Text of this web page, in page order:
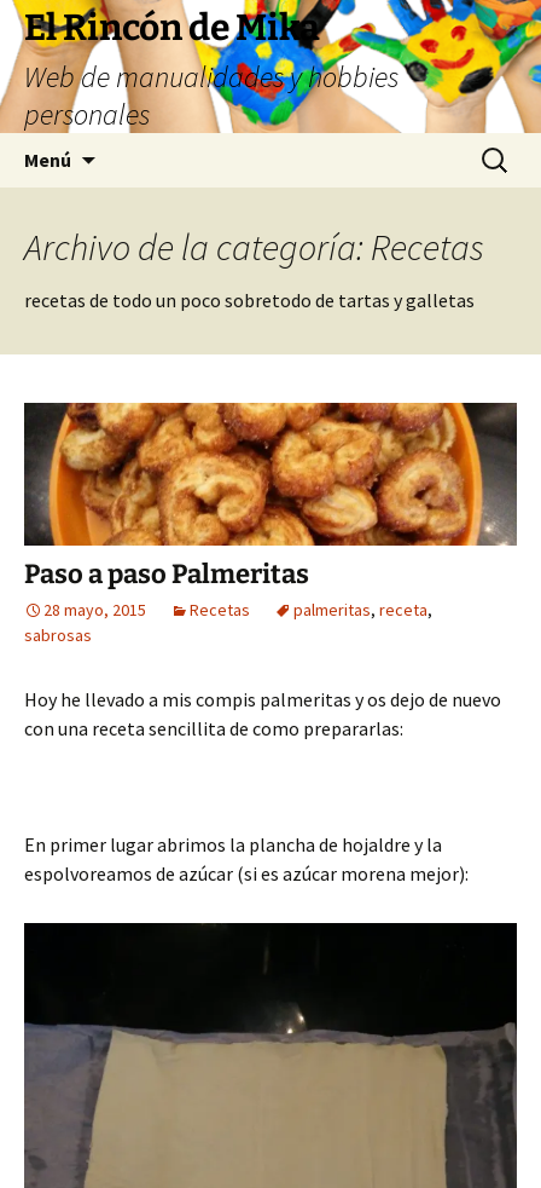
Saltar
contenido
El Rincón de Mika
Web de manualidades y hobbies
personales
Menú Buscar:
Archivo de la categoría: Recetas
recetas de todo un poco sobretodo de tartas y galletas
Paso a paso Palmeritas
28 mayo, 2015 Recetas palmeritas, receta,
sabrosas
Hoy he llevado a mis compis palmeritas y os dejo de nuevo
con una receta sencillita de como prepararlas:
En primer lugar abrimos la plancha de hojaldre y la
espolvoreamos de azúcar (si es azúcar morena mejor):